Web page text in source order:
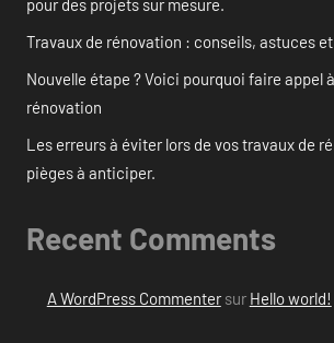
pour des projets sur mesure.
Travaux de rénovation : conseils, astuces
Nouvelle étape ? Voici pourquoi faire appel
rénovation
Les erreurs à éviter lors de vos travaux de
pièges à anticiper.
Recent Comments
A WordPress Commentersur Hello world!